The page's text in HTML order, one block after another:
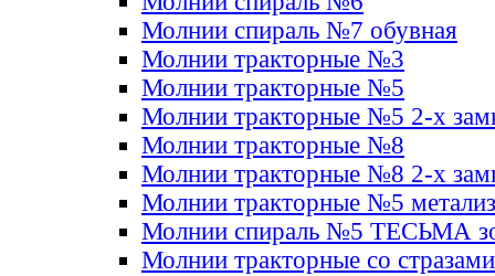
Молнии спираль №7 обувная
Молнии тракторные №3
Молнии тракторные №5
Молнии тракторные №5 2-х
Молнии тракторные №8
Молнии тракторные №8 2-х
Молнии тракторные №5
Молнии спираль №5 ТЕСЬМА
Молнии тракторные со стразами